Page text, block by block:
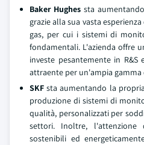
Baker Hughessta
grazie alla sua vasta
gas, per cui i sistemi di
fondamentali. L'azienda offre
investe pesantemente in R&S
attraente per un'ampia gamma
SKF sta aumentando la
produzione di sistemi di
qualità, personalizzati per
settori. Inoltre, l'attenzione
sostenibili ed